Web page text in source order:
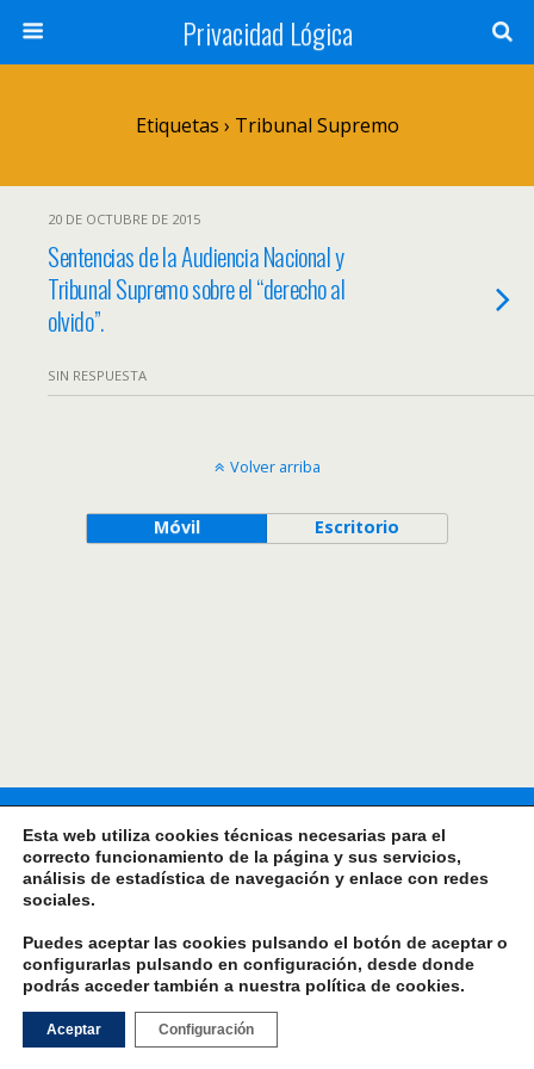
Privacidad Lógica
Etiquetas › Tribunal Supremo
20 DE OCTUBRE DE 2015
Sentencias de la Audiencia Nacional y
Tribunal Supremo sobre el “derecho al
olvido”.
SIN RESPUESTA
Volver arriba
Móvil Escritorio
Esta web utiliza cookies técnicas necesarias para el
correcto funcionamiento de la página y sus servicios,
análisis de estadística de navegación y enlace con redes
sociales.
Puedes aceptar las cookies pulsando el botón de aceptar o
configurarlas pulsando en configuración, desde donde
podrás acceder también a nuestra política de cookies.
Aceptar Configuración